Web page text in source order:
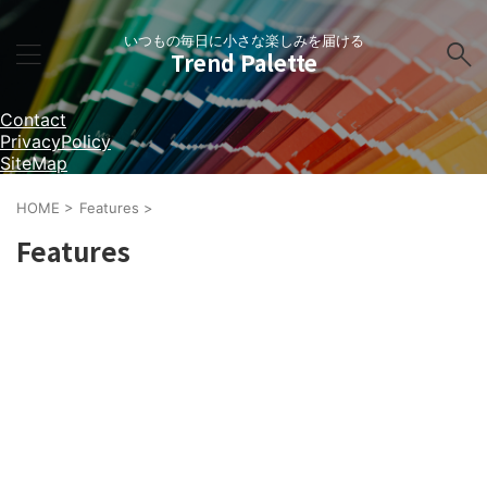
いつもの毎日に小さな楽しみを届ける
Trend Palette
Contact
PrivacyPolicy
SiteMap
HOME > Features >
Features